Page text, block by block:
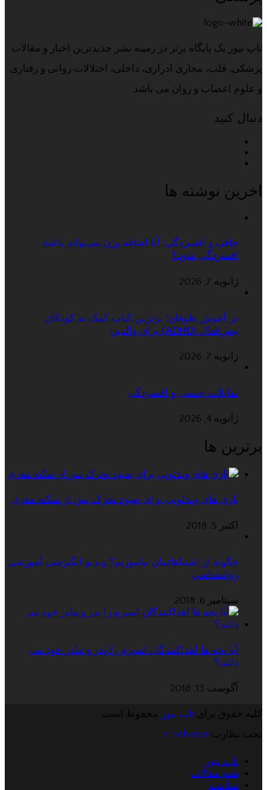
تاپ نیوز یک پایگاه برتر در زمینه نشر جدیدترین اخبار و مقالات
پزشکی، قلب، مجاری ادراری، داخلی، اختلالات روانی و رفتاری
و علوم اعصاب و روان می باشد.
دنبال کنید
اخرین نوشته ها
چاقی و افسردگی؛ آیا اضافه وزن می‌تواند باعث
افسردگی شود؟
ژانویه 7, 2026
در آغوش طوفان؛ برترین کتاب کمک به کودکان
بیش‌فعال (ADHD) برای والدین
ژانویه 7, 2026
تمایلات جنسی و افسردگی
ژانویه 4, 2026
برترین ها
بازی های ویدئویی برای بهبود تحرک پس از سکته مغزی
اکتبر 5, 2018
چگونه از اشتباهاتمان بیاموزیم؟ ویدیو انگیزشی آموزشی
روانشناسی
سپتامبر 6, 2018
آیا بچه ها اهداکنندگان اسپرم را پدر و مادر خود می
دانند؟
آگوست 13, 2018
کلیه حقوق برای تاپ نیوز
محفوظ است.
تحت نظارت e-teb.com
تاپ نیوز
همه مقالات
سلامت